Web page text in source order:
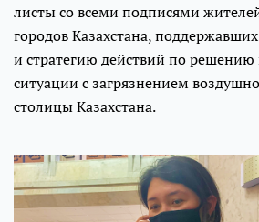
листы со всеми подписями
городов Казахстана,
и стратегию действий по решению
ситуации с загрязнением
столицы Казахстана.